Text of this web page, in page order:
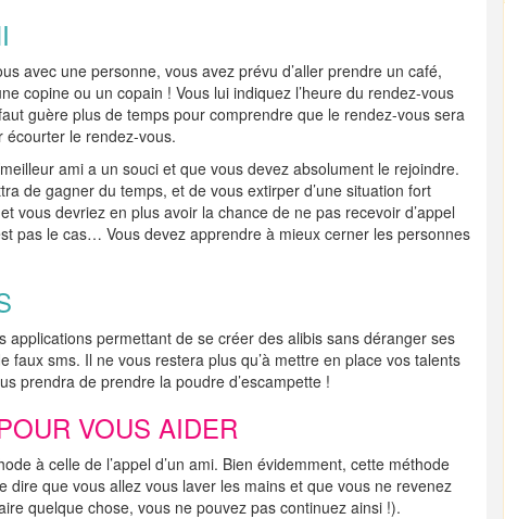
avec une personne, vous avez prévu d’aller prendre un café,
copine ou un copain ! Vous lui indiquez l’heure du rendez-vous
guère plus de temps pour comprendre que le rendez-vous sera
écourter le rendez-vous.
ami a un souci et que vous devez absolument le rejoindre.
de gagner du temps, et de vous extirper d’une situation fort
vous devriez en plus avoir la chance de ne pas recevoir d’appel
pas le cas… Vous devez apprendre à mieux cerner les personnes
permettant de se créer des alibis sans déranger ses
sms. Il ne vous restera plus qu’à mettre en place vos talents
prendra de prendre la poudre d’escampette !
VOUS AIDER
à celle de l’appel d’un ami. Bien évidemment, cette méthode
dire que vous allez vous laver les mains et que vous ne revenez
quelque chose, vous ne pouvez pas continuez ainsi !).